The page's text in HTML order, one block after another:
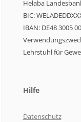
Helaba
BIC:
IBAN: DE48 3005
Lehrstuhl für
Hilfe
Datenschutz